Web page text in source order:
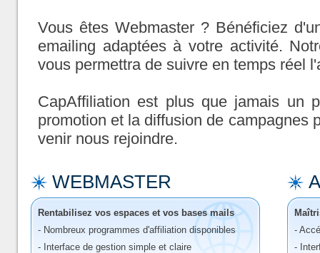
Vous êtes Webmaster ? Bénéficiez
emailing adaptées à votre activité.
vous permettra de suivre en temps réel
CapAffiliation est plus que jamais un
promotion et la diffusion de campagnes
venir nous rejoindre.
WEBMASTER
Rentabilisez vos espaces et vos bases mails
- Nombreux programmes d'affiliation disponibles
- Interface de gestion simple et claire
-
-